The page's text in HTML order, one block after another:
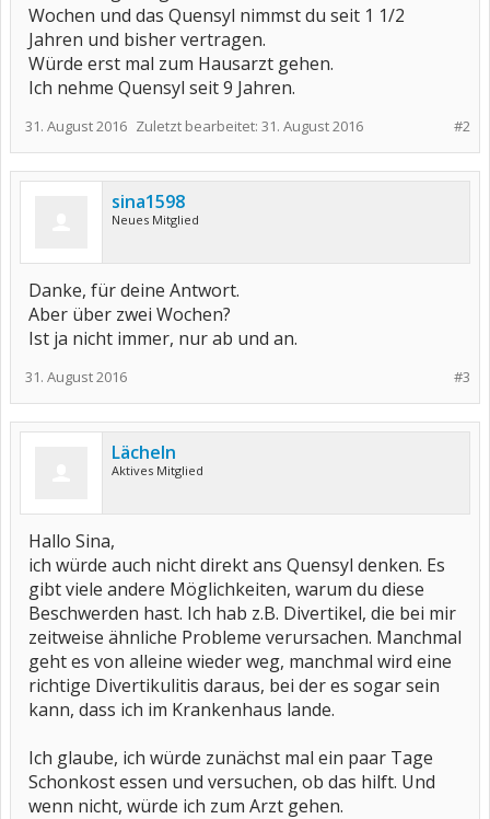
Wochen und das Quensyl nimmst du seit 1 1/2
Jahren und bisher vertragen.
Würde erst mal zum Hausarzt gehen.
Ich nehme Quensyl seit 9 Jahren.
#2
31. August 2016 Zuletzt bearbeitet: 31. August 2016
sina1598
Neues Mitglied
Danke, für deine Antwort.
Aber über zwei Wochen?
Ist ja nicht immer, nur ab und an.
#3
31. August 2016
Lächeln
Aktives Mitglied
Hallo Sina,
ich würde auch nicht direkt ans Quensyl denken. Es
gibt viele andere Möglichkeiten, warum du diese
Beschwerden hast. Ich hab z.B. Divertikel, die bei mir
zeitweise ähnliche Probleme verursachen. Manchmal
geht es von alleine wieder weg, manchmal wird eine
richtige Divertikulitis daraus, bei der es sogar sein
kann, dass ich im Krankenhaus lande.
Ich glaube, ich würde zunächst mal ein paar Tage
Schonkost essen und versuchen, ob das hilft. Und
wenn nicht, würde ich zum Arzt gehen.